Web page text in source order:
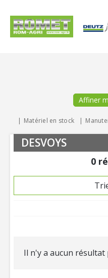
Affiner
Matériel en stock
DESVOYS
0
Il n'y a aucun